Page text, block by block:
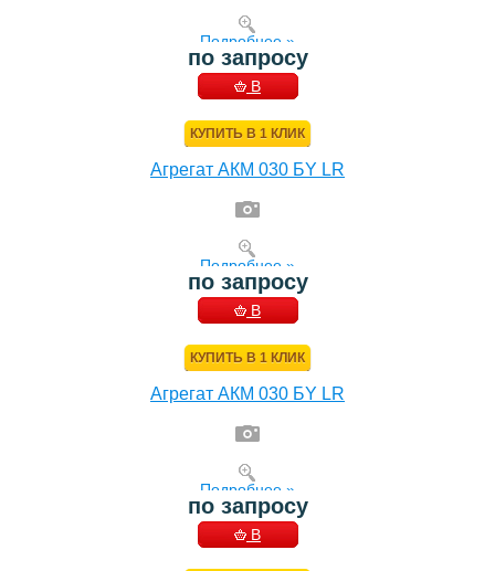
Подробнее »
по запросу
В
КУПИТЬ В 1 КЛИК
Агрегат АКМ 030 БY LR
Подробнее »
по запросу
В
КУПИТЬ В 1 КЛИК
Агрегат АКМ 030 БY LR
Подробнее »
по запросу
В